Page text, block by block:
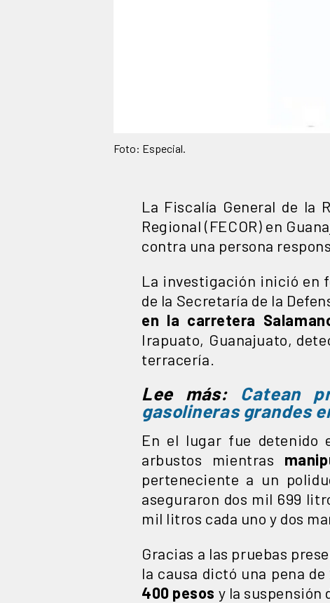
Foto: Especial.
La Fiscalía General de la
Regional (FECOR) en
contra una persona
La investigación inició en
de la Secretaría de la
en la carretera
Irapuato, Guanajuato,
terracería.
Lee más: Catean
gasolineras grandes
En el lugar fue detenido
arbustos mientras
perteneciente a un
aseguraron dos mil 699
mil litros cada uno y dos
Gracias a las pruebas
la causa dictó una pena
400 pesos y la suspensión